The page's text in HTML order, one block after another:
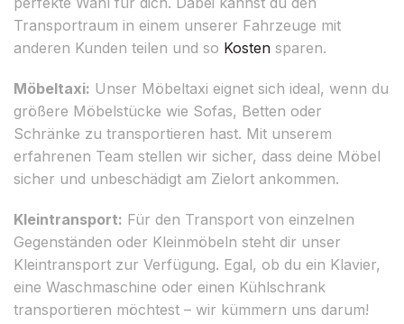
Transportraum in einem unserer Fahrzeuge mit
anderen Kunden teilen und so Kosten sparen.
Möbeltaxi: Unser Möbeltaxi eignet sich ideal, wenn du
größere Möbelstücke wie Sofas, Betten oder
Schränke zu transportieren hast. Mit unserem
erfahrenen Team stellen wir sicher, dass deine Möbel
sicher und unbeschädigt am Zielort ankommen.
Kleintransport: Für den Transport von einzelnen
Gegenständen oder Kleinmöbeln steht dir unser
Kleintransport zur Verfügung. Egal, ob du ein Klavier,
eine Waschmaschine oder einen Kühlschrank
transportieren möchtest – wir kümmern uns darum!